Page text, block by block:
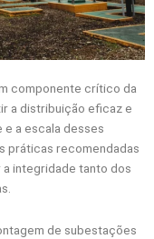
componente crítico da
a distribuição eficaz e
e a escala desses
práticas recomendadas
integridade tanto dos
de subestações